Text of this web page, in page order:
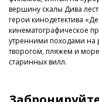
вершину скалы Дива
герои кинодетектива
кинематографическое
утренними походами на
творогом, пляжем и
старинных вилл.